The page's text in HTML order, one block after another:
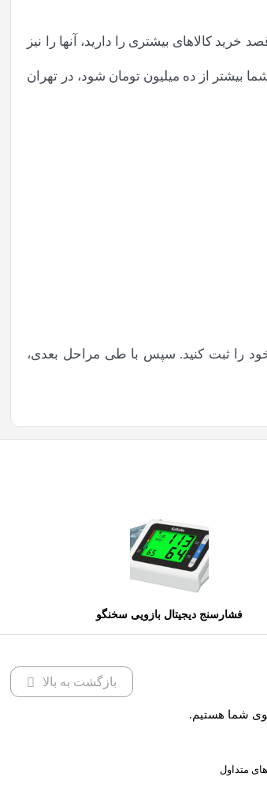
کالاهای بیشتری را دارید، آنها را نیز
از ده میلیون تومان شود، در تهران
خود را ثبت کنید. سپس با طی مراحل بعدی،
فشارسنج دیجیتال بازویی سخنگو
بازگشت به بالا
متداول